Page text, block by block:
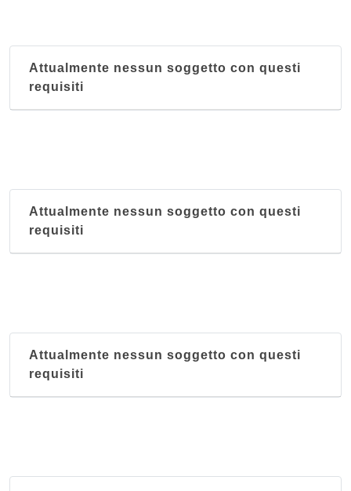
Attualmente nessun soggetto con questi
requisiti
Attualmente nessun soggetto con questi
requisiti
Attualmente nessun soggetto con questi
requisiti